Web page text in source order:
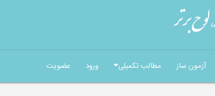
آزمون ساز مطالب تکمیلی ورود عضویت